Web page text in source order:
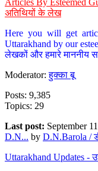
अतिथियों के लेख
Here you will get
Uttarakhand by our
लेखकों और हमारे माननीय
Moderator:हुक्का बू
Posts: 9,385
Topics: 29
Last post: September
D.N... by D.N.Barola /
Uttarakhand Updates -